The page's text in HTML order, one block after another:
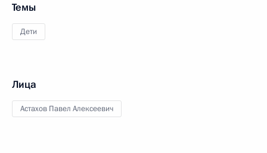
Темы
Дети
Лица
Астахов Павел Алексеевич